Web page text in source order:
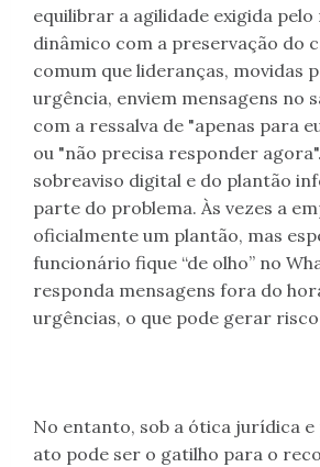
equilibrar a agilidade exigida
dinâmico com a preservação do
comum que lideranças, movidas
urgência, enviem mensagens no
com a ressalva de "apenas para
ou "não precisa responder
sobreaviso digital e do plantão
parte do problema. Às vezes a
oficialmente um plantão, mas
funcionário fique “de olho” no
responda mensagens fora do
urgências, o que pode gerar
No entanto, sob a ótica jurídica e
ato pode ser o gatilho para o